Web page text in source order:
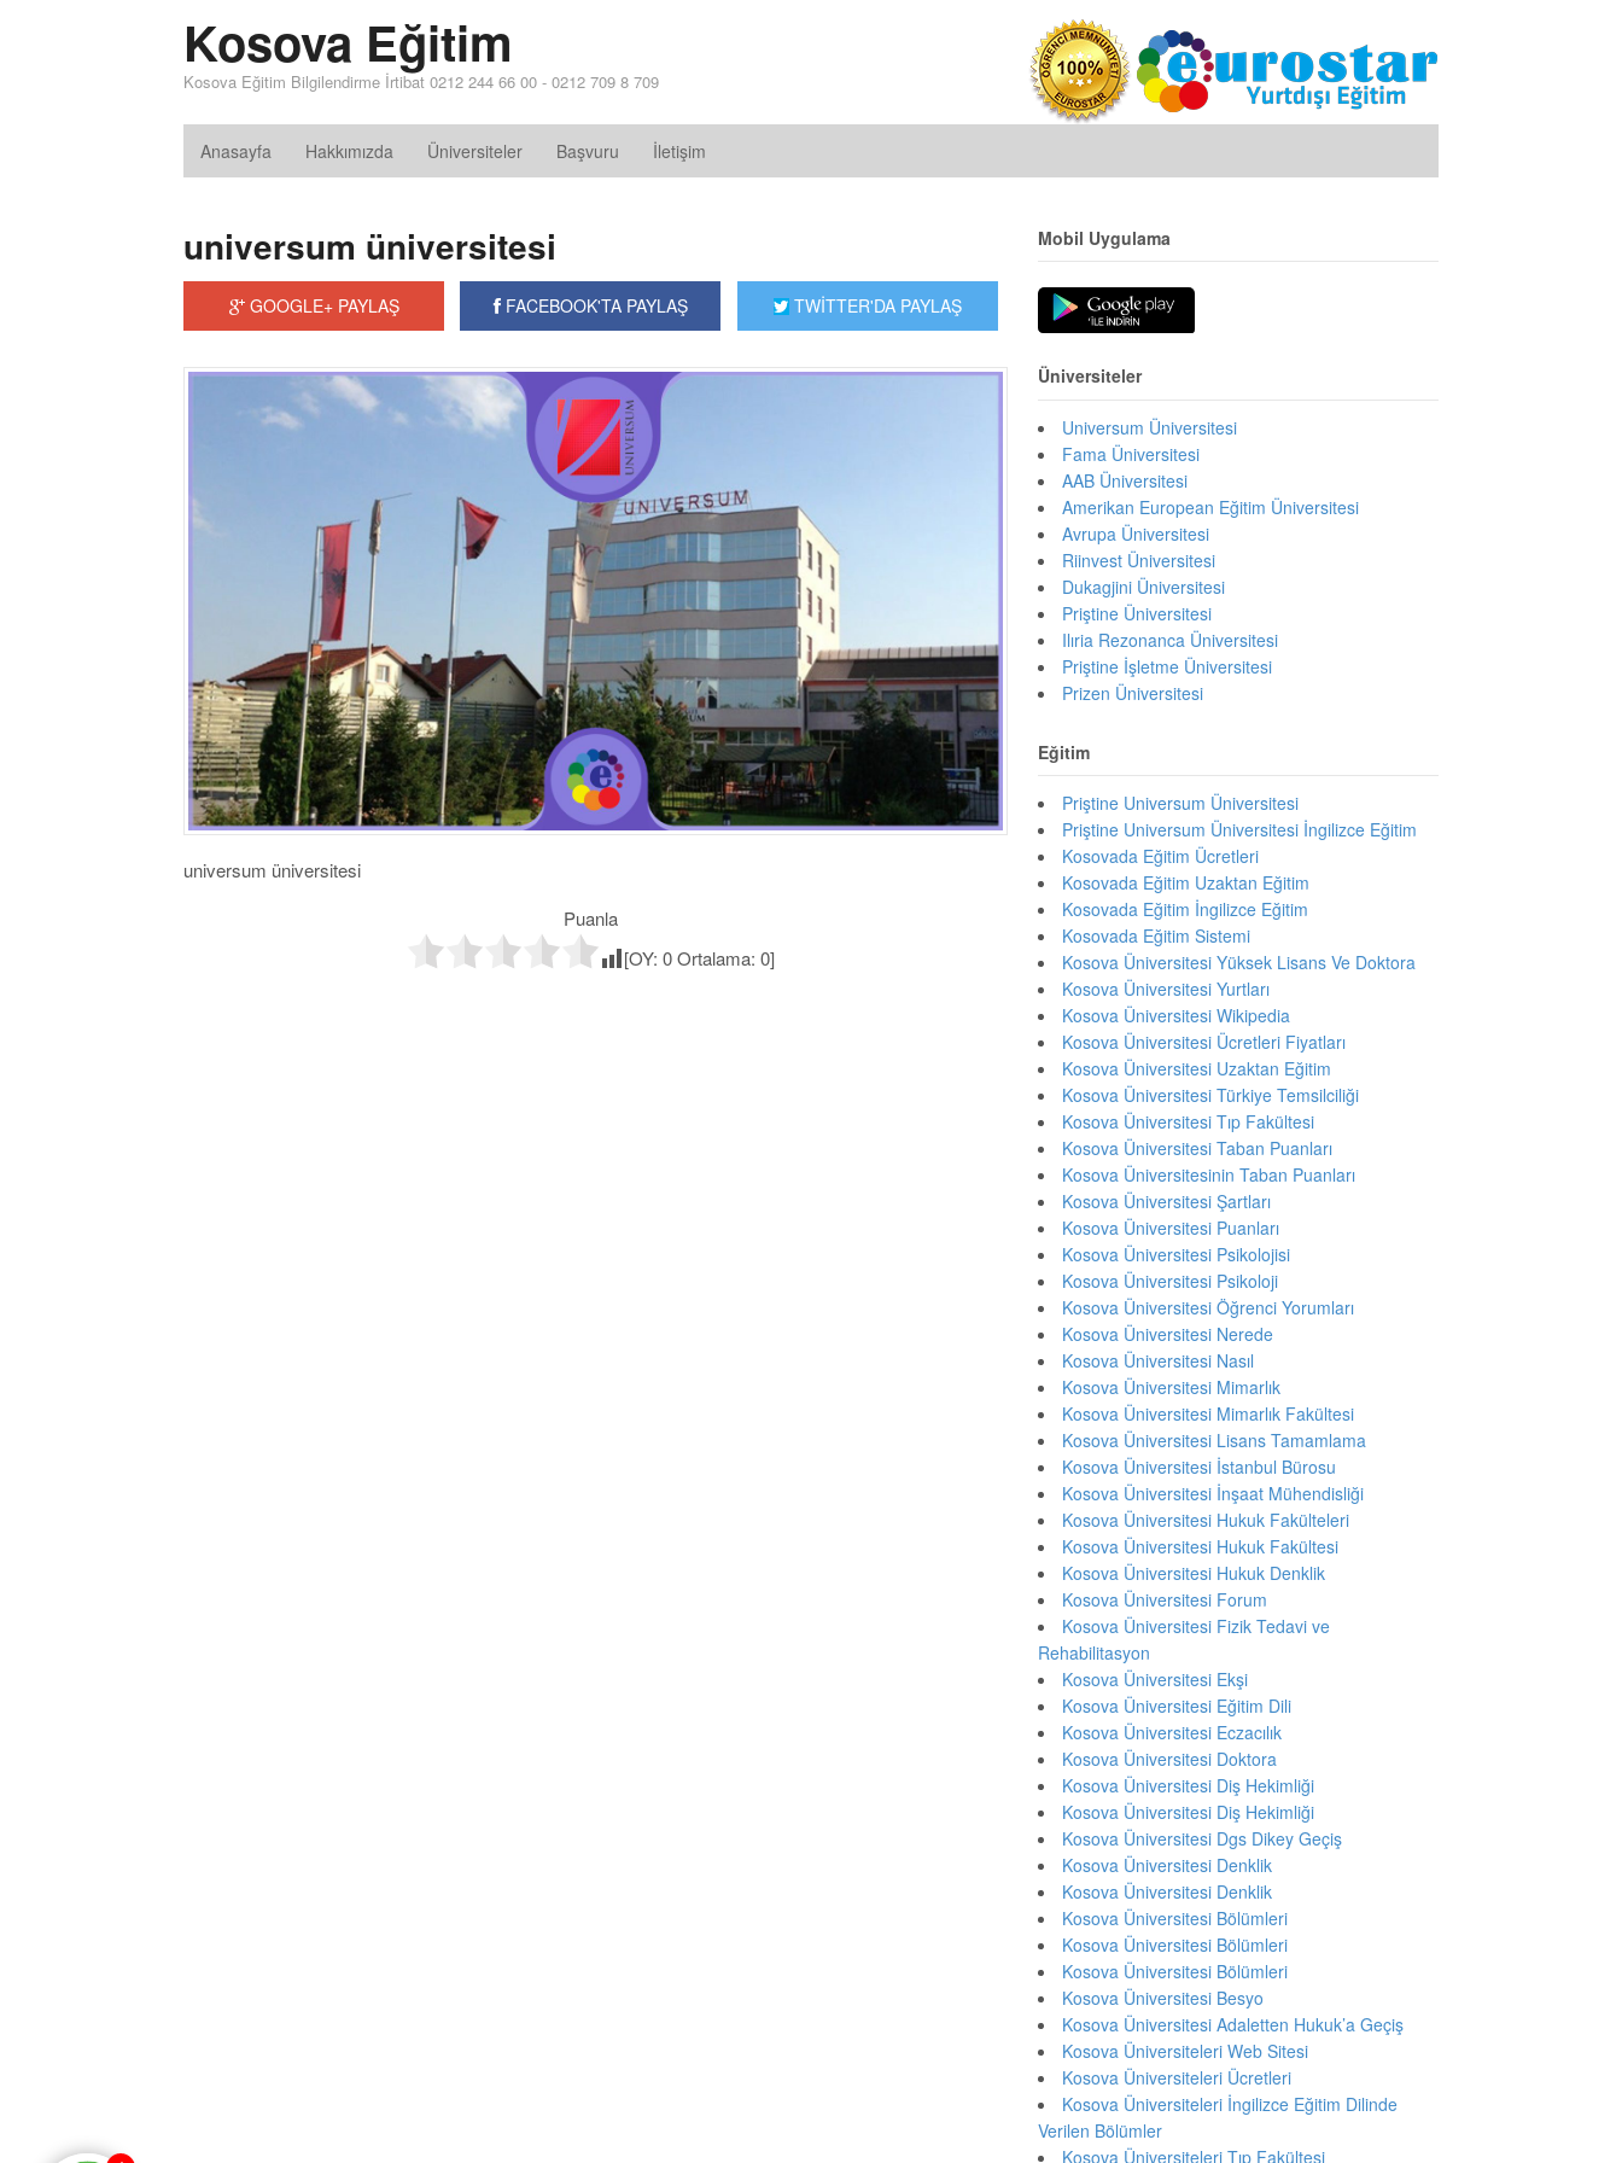
Kosova Eğitim
Kosova Eğitim Bilgilendirme İrtibat 0212 244 66 00 - 0212 709 8 709
Anasayfa Hakkımızda Üniversiteler Başvuru İletişim
universum üniversitesi
GOOGLE+ PAYLAŞ FACEBOOK'TA PAYLAŞ TWİTTER'DA PAYLAŞ
universum üniversitesi
Puanla
[OY: 0Ortalama: 0]
Mobil Uygulama
Üniversiteler
Universum Üniversitesi
Fama Üniversitesi
AAB Üniversitesi
Amerikan European Eğitim Üniversitesi
Avrupa Üniversitesi
Riinvest Üniversitesi
Dukagjini Üniversitesi
Priştine Üniversitesi
Ilıria Rezonanca Üniversitesi
Priştine İşletme Üniversitesi
Prizen Üniversitesi
Eğitim
Priştine Universum Üniversitesi
Priştine Universum Üniversitesi İngilizce Eğitim
Kosovada Eğitim Ücretleri
Kosovada Eğitim Uzaktan Eğitim
Kosovada Eğitim İngilizce Eğitim
Kosovada Eğitim Sistemi
Kosova Üniversitesi Yüksek Lisans Ve Doktora
Kosova Üniversitesi Yurtları
Kosova Üniversitesi Wikipedia
Kosova Üniversitesi Ücretleri Fiyatları
Kosova Üniversitesi Uzaktan Eğitim
Kosova Üniversitesi Türkiye Temsilciliği
Kosova Üniversitesi Tıp Fakültesi
Kosova Üniversitesi Taban Puanları
Kosova Üniversitesinin Taban Puanları
Kosova Üniversitesi Şartları
Kosova Üniversitesi Puanları
Kosova Üniversitesi Psikolojisi
Kosova Üniversitesi Psikoloji
Kosova Üniversitesi Öğrenci Yorumları
Kosova Üniversitesi Nerede
Kosova Üniversitesi Nasıl
Kosova Üniversitesi Mimarlık
Kosova Üniversitesi Mimarlık Fakültesi
Kosova Üniversitesi Lisans Tamamlama
Kosova Üniversitesi İstanbul Bürosu
Kosova Üniversitesi İnşaat Mühendisliği
Kosova Üniversitesi Hukuk Fakülteleri
Kosova Üniversitesi Hukuk Fakültesi
Kosova Üniversitesi Hukuk Denklik
Kosova Üniversitesi Forum
Kosova Üniversitesi Fizik Tedavi ve
Rehabilitasyon
Kosova Üniversitesi Ekşi
Kosova Üniversitesi Eğitim Dili
Kosova Üniversitesi Eczacılık
Kosova Üniversitesi Doktora
Kosova Üniversitesi Diş Hekimliği
Kosova Üniversitesi Diş Hekimliği
Kosova Üniversitesi Dgs Dikey Geçiş
Kosova Üniversitesi Denklik
Kosova Üniversitesi Denklik
Kosova Üniversitesi Bölümleri
Kosova Üniversitesi Bölümleri
Kosova Üniversitesi Bölümleri
Kosova Üniversitesi Besyo
Kosova Üniversitesi Adaletten Hukuk’a Geçiş
Kosova Üniversiteleri Web Sitesi
Kosova Üniversiteleri Ücretleri
Kosova Üniversiteleri İngilizce Eğitim Dilinde
Verilen Bölümler
Kosova Üniversiteleri Tıp Fakültesi